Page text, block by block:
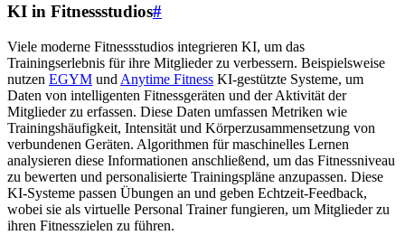
KI in Fitnessstudios#
Viele moderne Fitnessstudios integrieren KI, um das
Trainingserlebnis für ihre Mitglieder zu verbessern. Beispielsweise
nutzen EGYM und Anytime Fitness KI-gestützte Systeme, um
Daten von intelligenten Fitnessgeräten und der Aktivität der
Mitglieder zu erfassen. Diese Daten umfassen Metriken wie
Trainingshäufigkeit, Intensität und Körperzusammensetzung von
verbundenen Geräten. Algorithmen für maschinelles Lernen
analysieren diese Informationen anschließend, um das Fitnessniveau
zu bewerten und personalisierte Trainingspläne anzupassen. Diese
KI-Systeme passen Übungen an und geben Echtzeit-Feedback,
wobei sie als virtuelle Personal Trainer fungieren, um Mitglieder zu
ihren Fitnesszielen zu führen.